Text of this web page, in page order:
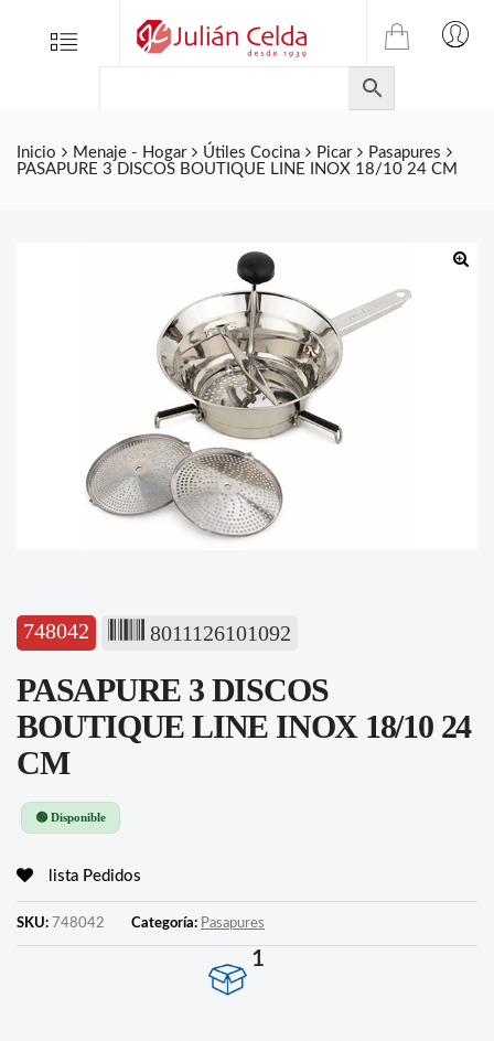
Menu
TIENDA
ONLINE
DE
JULIAN
CELDA
S.L.
Inicio Menaje - Hogar Útiles Cocina Picar
Pasapures
PASAPURE 3 DISCOS BOUTIQUE LINE INOX 18/10 24 CM
748042 8011126101092
PASAPURE 3 DISCOS
BOUTIQUE LINE INOX 18/10 24
CM
🟢 Disponible
lista Pedidos
SKU: 748042 Categoría: Pasapures
1
Folletos
Contacto